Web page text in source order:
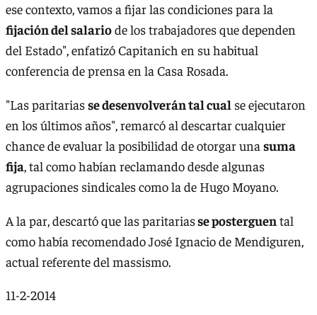
ese contexto, vamos a fijar las condiciones para la
fijación del salariode los trabajadores que dependen
del Estado", enfatizó Capitanich en su habitual
conferencia de prensa en la Casa Rosada.
"Las paritariasse desenvolverán tal cual se ejecutaron
en los últimos años", remarcó al descartar cualquier
chance de evaluar la posibilidad de otorgar una suma
fija, tal como habían reclamando desde algunas
agrupaciones sindicales como la de Hugo Moyano.
A la par, descartó que las paritariasse posterguen tal
como había recomendado José Ignacio de Mendiguren,
actual referente del massismo.
11-2-2014